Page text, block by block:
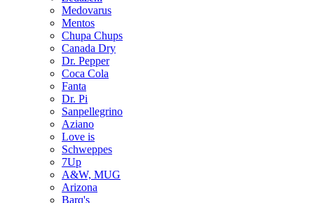
Medovarus
Mentos
Chupa Chups
Canada Dry
Dr. Pepper
Coca Cola
Fanta
Dr. Pi
Sanpellegrino
Aziano
Love is
Schweppes
7Up
A&W, MUG
Arizona
Barq's